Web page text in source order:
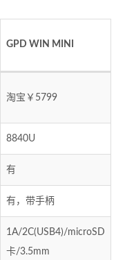
GPD WIN MINI
淘宝￥5799
8840U
有
有，带手柄
1A/2C(USB4)/microSD
卡/3.5mm